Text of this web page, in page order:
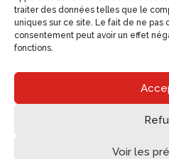
traiter des données telles que le
uniques sur ce site. Le fait de ne pas
consentement peut avoir un effet
fonctions.
Voir les
© Ugocom Paris – Avignon
Agence de Communication